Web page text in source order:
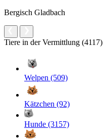
Bergisch Gladbach
Tiere in der Vermittlung (4117)
Welpen (509)
Kätzchen (92)
Hunde (3157)